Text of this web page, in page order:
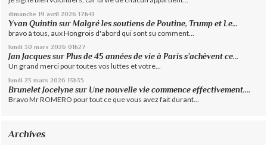
dimanche 19 avril 2026 17h41
Yvan Quintin surMalgré les soutiens de Poutine, Trump et Le...
bravo à tous, aux Hongrois d'abord qui sont su comment...
lundi 30 mars 2026 01h27
Jan Jacques surPlus de 45 années de vie à Paris s’achèvent ce...
Un grand merci pour toutes vos luttes et votre...
lundi 23 mars 2026 13h35
Brunelet Jocelyne sur Une nouvelle vie commence effectivement....
Bravo Mr ROMERO pour tout ce que vous avez fait durant...
Archives